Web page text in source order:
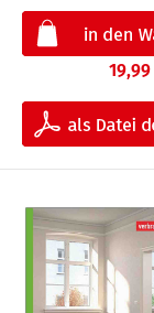
19,99